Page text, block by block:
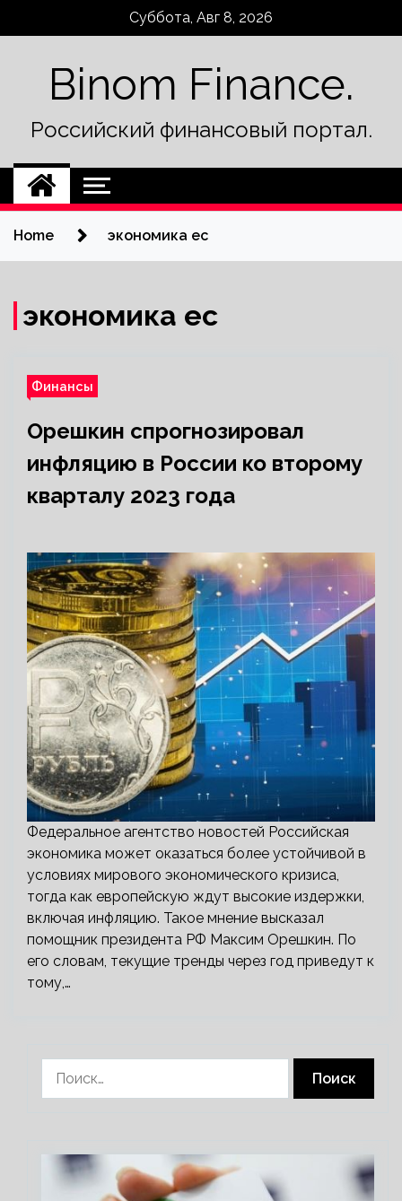
Суббота, Авг 8, 2026
Binom Finance.
Российский финансовый портал.
Home экономика ес
экономика ес
Финансы
Орешкин спрогнозировал
инфляцию в России ко второму
кварталу 2023 года
Федеральное агентство новостей Российская
экономика может оказаться более устойчивой в
условиях мирового экономического кризиса,
тогда как европейскую ждут высокие издержки,
включая инфляцию. Такое мнение высказал
помощник президента РФ Максим Орешкин. По
его словам, текущие тренды через год приведут к
тому,…